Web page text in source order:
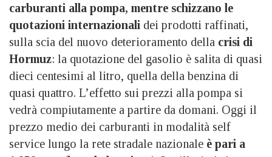
carburanti alla pompa, mentre schizzano le
quotazioni internazionali dei prodotti raffinati,
sulla scia del nuovo deterioramento della crisi di
Hormuz: la quotazione del gasolio è salita di quasi
dieci centesimi al litro, quella della benzina di
quasi quattro. L’effetto sui prezzi alla pompa si
vedrà compiutamente a partire da domani. Oggi il
prezzo medio dei carburanti in modalità self
service lungo la rete stradale nazionale è pari a